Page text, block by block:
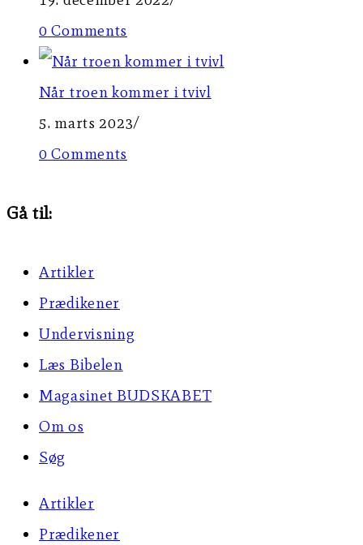
0 Comments
Når troen kommer i tvivl
5. marts 2023/
0 Comments
Gå til:
Artikler
Prædikener
Undervisning
Læs Bibelen
Magasinet BUDSKABET
Om os
Søg
Artikler
Prædikener